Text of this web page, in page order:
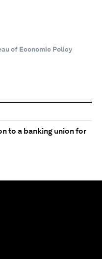
of Economic Policy
to a banking union for